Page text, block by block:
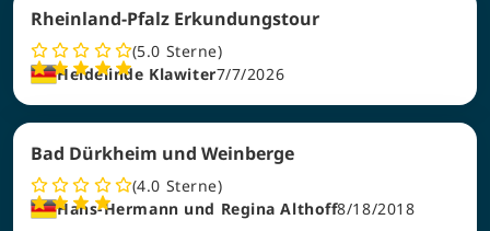
Rheinland-Pfalz Erkundungstour
5.0 Sterne
Heidelinde Klawiter7/7/2026
Bad Dürkheim und Weinberge
4.0 Sterne
Hans-Hermann und Regina Althoff8/18/2018